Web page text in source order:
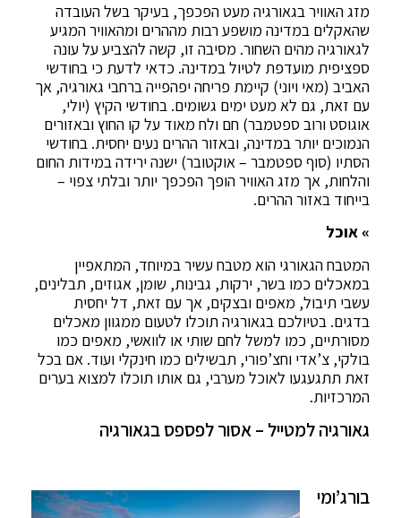
מזג האוויר בגאורגיה מעט הפכפך, בעיקר בשל העובדה
שהאקלים במדינה מושפע רבות מההרים ומהאוויר המגיע
לגאורגיה מהים השחור. מסיבה זו, קשה להצביע על עונה
ספציפית מועדפת לטיול במדינה. כדאי לדעת כי בחודשי
האביב (מאי ויוני) קיימת פריחה יפהפייה ברחבי גאורגיה, אך
עם זאת, גם לא מעט ימים גשומים. בחודשי הקיץ (יולי,
אוגוסט ורוב ספטמבר) חם ולח מאוד על קו החוץ ובאזורים
הנמוכים יותר במדינה, ובאזור ההרים נעים יחסית. בחודשי
הסתיו (סוף ספטמבר – אוקטובר) ישנה ירידה במידות החום
והלחות, אך מזג האוויר הופך הפכפך יותר ובלתי צפוי –
בייחוד באזור ההרים.
» אוכל
המטבח הגאורגי הוא מטבח עשיר במיוחד, המתאפיין
במאכלים כמו בשר, ירקות, גבינות, שומן, אגוזים, תבלינים,
עשבי תיבול, מאפים ובצקים, אך עם זאת, דל יחסית
בדגים. בטיולכם בגאורגיה תוכלו לטעום ממגוון מאכלים
מסורתיים, כמו למשל לחם שותי או לוואשי, מאפים כמו
בולקי, צ’אדי וחצ’פורי, תבשילים כמו חינקלי ועוד. אם בכל
זאת תתגעגעו לאוכל מערבי, גם אותו תוכלו למצוא בערים
המרכזיות.
גאורגיה למטייל – אסור לפספס בגאורגיה
בורג’ומי